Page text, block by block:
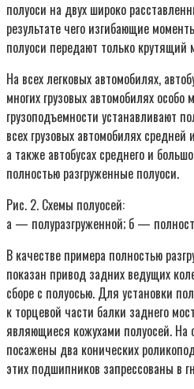
полуоси на двух широко
результате чего изгибающие
полуоси передают только крутящий
На всех легковых автомобилях,
многих грузовых автомобилях особо
грузоподъемности устанавливают
всех грузовых автомобилях
а также автобусах среднего и
полностью разгруженные полуоси.
Рис. 2. Схемы полуосей:
а — полуразгруженной; б —
В качестве примера полностью
показан привод задних ведущих
сборе с полуосью. Для установки
к торцевой части балки заднего
являющиеся кожухами полуосей. На
посажены два конических
этих подшипников запрессованы в